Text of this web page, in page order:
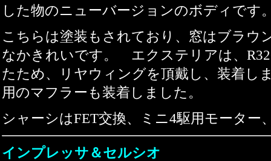
した物のニューバージョンのボディです
こちらは塗装もされており、窓はブラウ
なかきれいです。 エクステリアは、
たため、リヤウィングを頂戴し、装着
用のマフラーも装着しました。
シャーシはFET交換、ミニ4駆用モーター
インプレッサ＆セルシオ